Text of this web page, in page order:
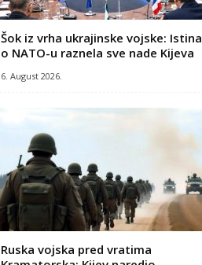
Šok iz vrha ukrajinske vojske: Istina
o NATO-u raznela sve nade Kijeva
6. August 2026.
Ruska vojska pred vratima